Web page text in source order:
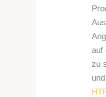
auf
zu